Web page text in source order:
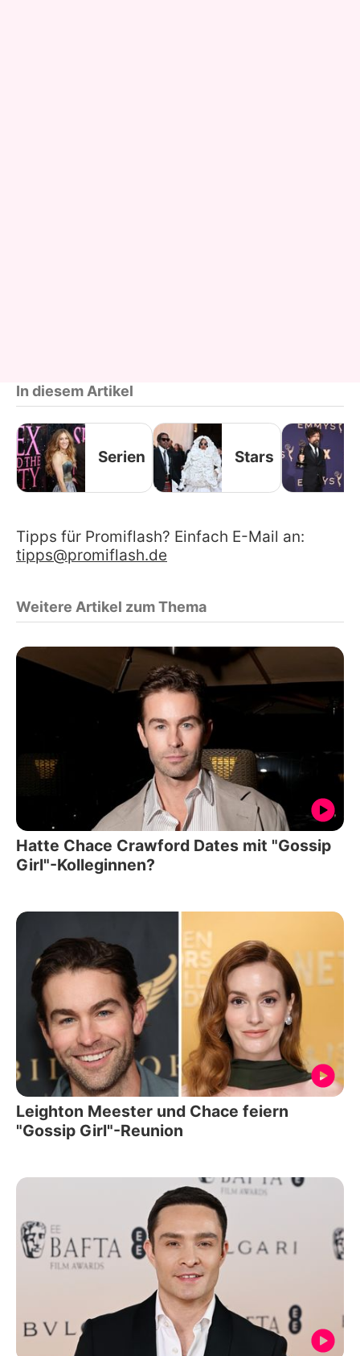
In diesem Artikel
Serien Stars
Tipps für Promiflash? Einfach E-Mail an:
tipps@promiflash.de
Weitere Artikel zum Thema
Hatte Chace Crawford Dates mit "Gossip
Girl"-Kolleginnen?
Leighton Meester und Chace feiern
"Gossip Girl"-Reunion